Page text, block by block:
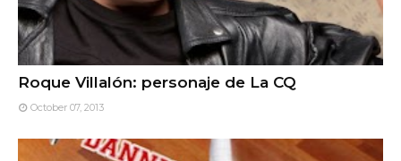
Roque Villalón: personaje de La CQ
October 07, 2013